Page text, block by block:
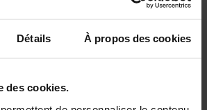
Détails À propos des cookies
des cookies.